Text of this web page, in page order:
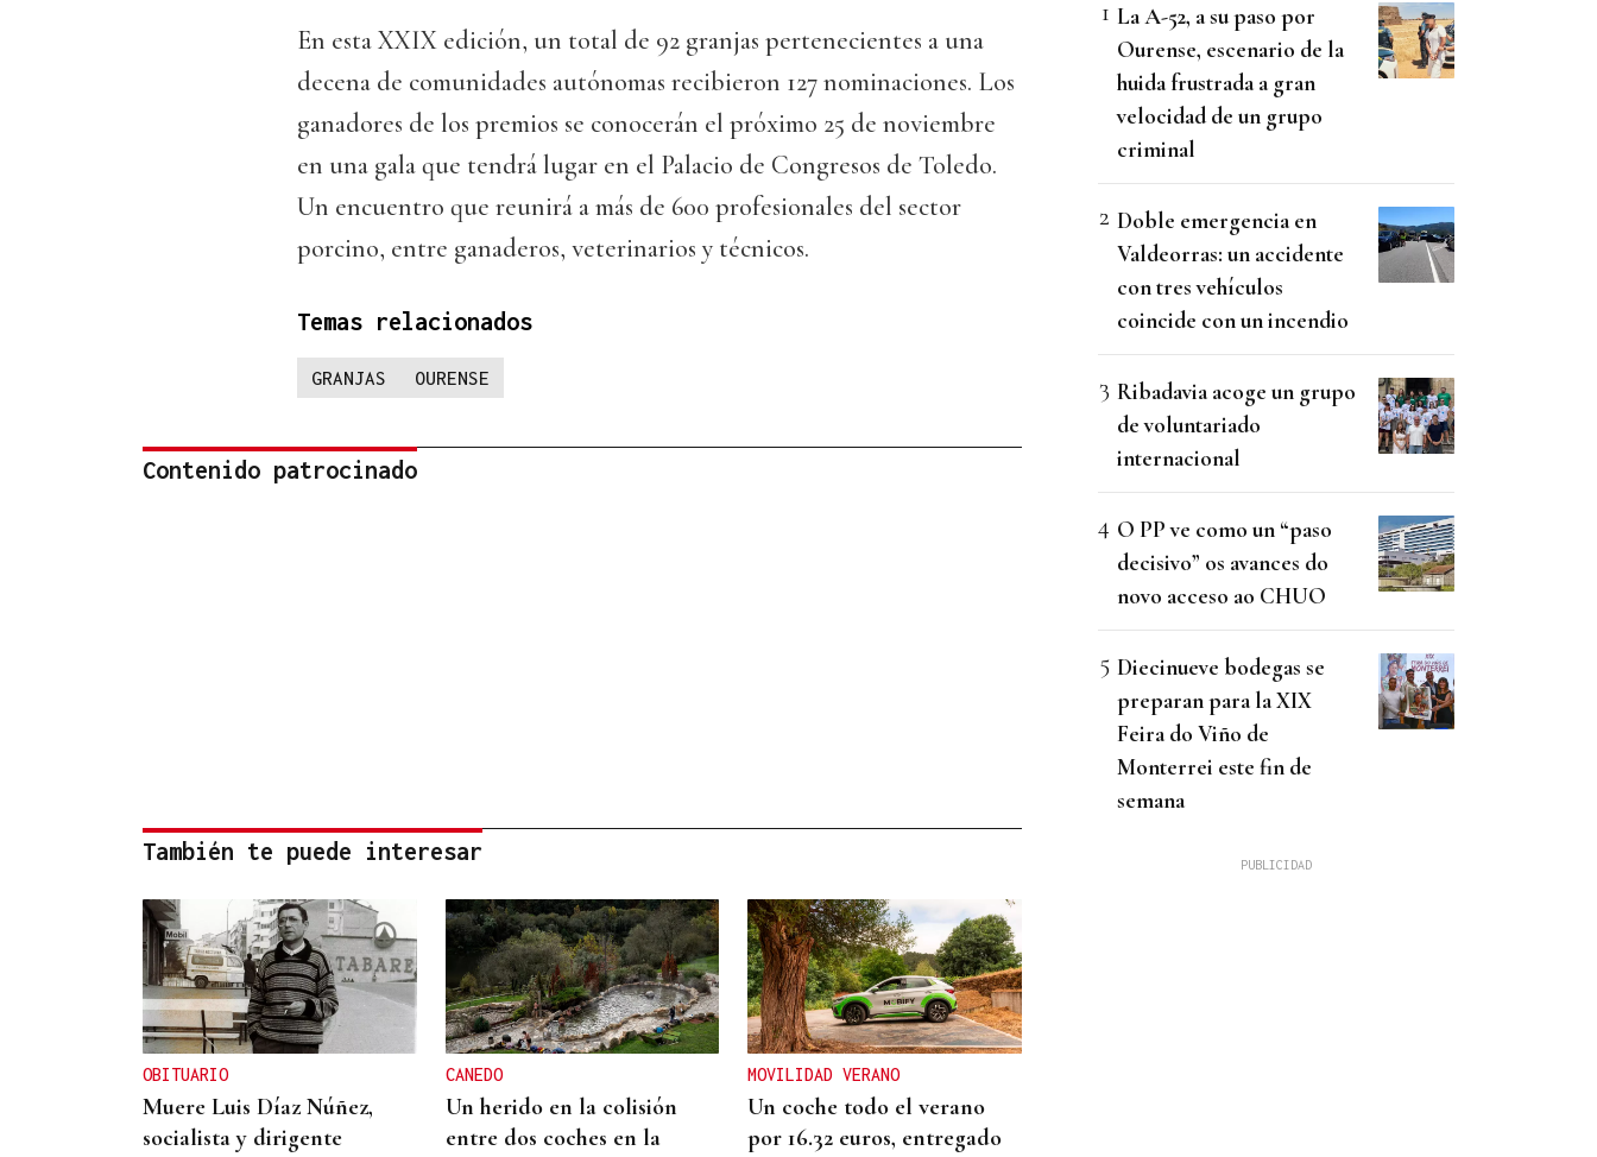
En esta XXIX edición, un total de 92 granjas pertenecientes a una
decena de comunidades autónomas recibieron 127 nominaciones. Los
ganadores de los premios se conocerán el próximo 25 de noviembre
en una gala que tendrá lugar en el Palacio de Congresos de Toledo.
Un encuentro que reunirá a más de 600 profesionales del sector
porcino, entre ganaderos, veterinarios y técnicos.
Temas relacionados
GRANJAS OURENSE
Contenido patrocinado
También te puede interesar
OBITUARIO
Muere Luis Díaz Núñez,
socialista y dirigente
CANEDO
Un herido en la colisión
entre dos coches en la
MOVILIDAD VERANO
Un coche todo el verano
por 16.32 euros, entregado
La A-52, a su paso por
Ourense, escenario de la
huida frustrada a gran
velocidad de un grupo
criminal
Doble emergencia en
Valdeorras: un accidente
con tres vehículos
coincide con un incendio
Ribadavia acoge un grupo
de voluntariado
internacional
O PP ve como un “paso
decisivo” os avances do
novo acceso ao CHUO
Diecinueve bodegas se
preparan para la XIX
Feira do Viño de
Monterrei este fin de
semana